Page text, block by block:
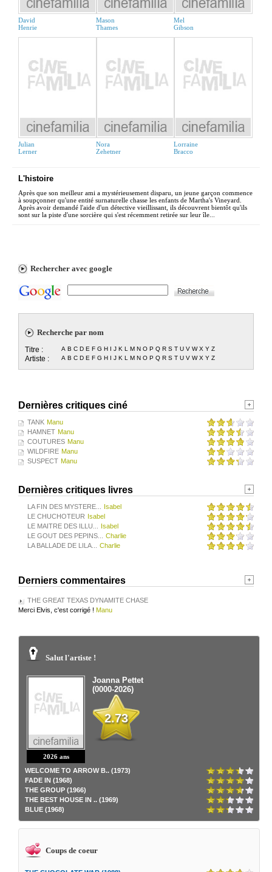
David
Henrie
Mason
Thames
Mel
Gibson
Julian
Lerner
Nora
Zehetner
Lorraine
Bracco
L'histoire
Après que son meilleur ami a mystérieusement disparu, un jeune garçon commence
à soupçonner qu'une entité surnaturelle chasse les enfants de Martha's Vineyard.
Après avoir demandé l'aide d'un détective vieillissant, ils découvrent bientôt qu'ils
sont sur la piste d'une sorcière qui s'est récemment retirée sur leur île...
Rechercher avec google
Recherche par nom
Titre : A B C D E F G H I J K L M N O P Q R S T U V W X Y Z
Artiste : A B C D E F G H I J K L M N O P Q R S T U V W X Y Z
Dernières critiques ciné
TANK Manu
HAMNET Manu
COUTURES Manu
WILDFIRE Manu
SUSPECT Manu
Dernières critiques livres
LA FIN DES MYSTERE...
Isabel
LE CHUCHOTEUR Isabel
LE MAITRE DES ILLU...
Isabel
LE GOUT DES PEPINS...
Charlie
LA BALLADE DE LILA...
Charlie
Derniers commentaires
THE GREAT TEXAS DYNAMITE CHASE
Merci Elvis, c'est corrigé ! Manu
Salut l'artiste !
2026 ans
Joanna Pettet
(0000-2026)
2.73
WELCOME TO ARROW B.. (1973)
FADE IN (1968)
THE GROUP (1966)
THE BEST HOUSE IN .. (1969)
BLUE (1968)
Coups de coeur